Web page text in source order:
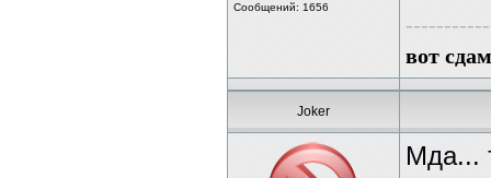
Сообщений: 1656
вот
Joker
Мда...